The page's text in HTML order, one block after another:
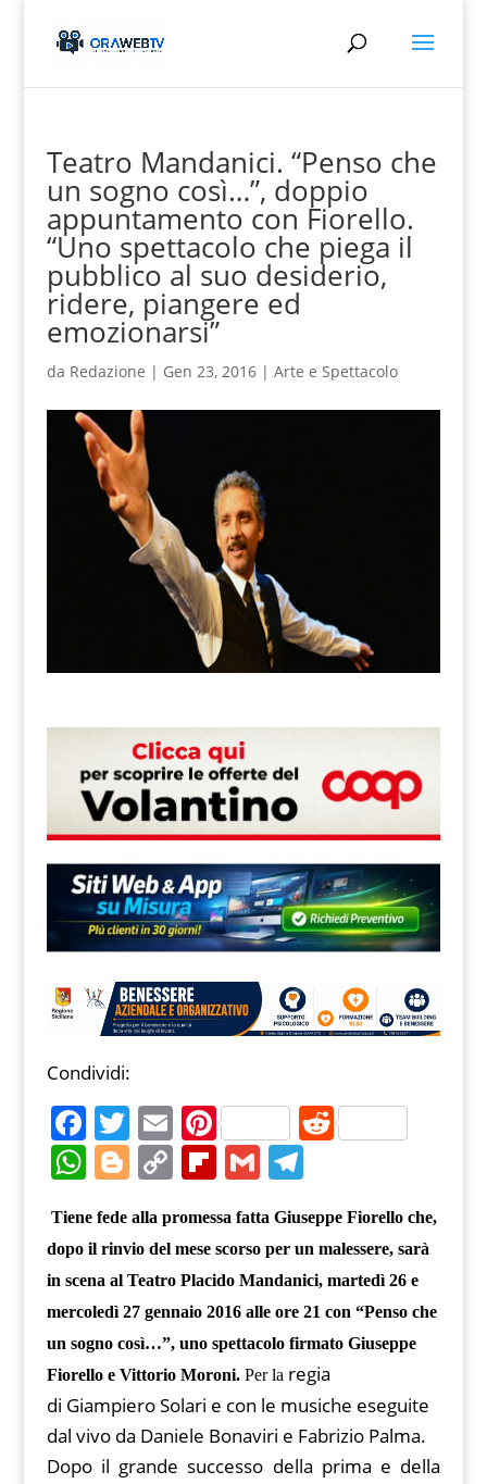
Teatro Mandanici. “Penso che
un sogno così…”, doppio
appuntamento con Fiorello.
“Uno spettacolo che piega il
pubblico al suo desiderio,
ridere, piangere ed
emozionarsi”
da Redazione | Gen 23, 2016| Arte e Spettacolo
Condividi:
F
a
c
e
b
o
o
k
T
w
itt
er
E
m
ai
l
Pi
nt
er
e
st
R
di
t
W
at
s
A
p
p
Bl
g
g
er
C
p
y
Li
n
k
Fl
b
o
ar
d
G
ai
l
T
e
gr
a
m
Tiene fede alla promessa fatta Giuseppe Fiorello che,
dopo il rinvio del mese scorso per un malessere, sarà
in scena al Teatro Placido Mandanici, martedì 26 e
mercoledì 27 gennaio 2016 alle ore 21 con “Penso che
un sogno così…”, uno spettacolo firmato Giuseppe
Fiorello e Vittorio Moroni. Per la regia
di Giampiero Solari e con le musiche eseguite
dal vivo da Daniele Bonaviri e Fabrizio Palma.
Dopo il grande successo della prima e della